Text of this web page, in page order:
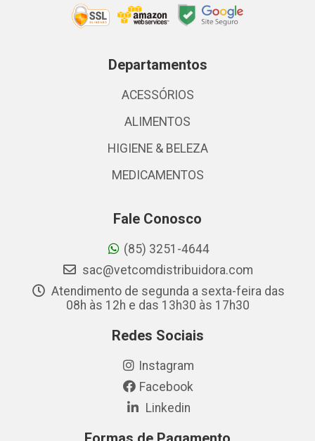
Departamentos
ACESSÓRIOS
ALIMENTOS
HIGIENE & BELEZA
MEDICAMENTOS
Fale Conosco
(85) 3251-4644
sac@vetcomdistribuidora.com
Atendimento de segunda a sexta-feira das
08h às 12h e das 13h30 às 17h30
Redes Sociais
Instagram
Facebook
Linkedin